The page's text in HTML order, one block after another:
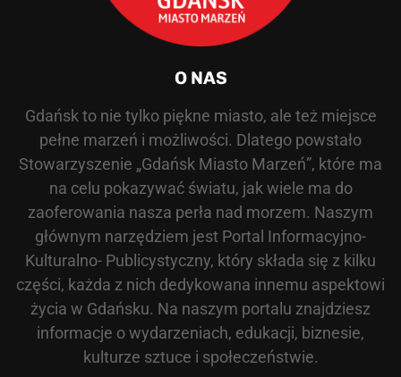
O NAS
Gdańsk to nie tylko piękne miasto, ale też miejsce
pełne marzeń i możliwości. Dlatego powstało
Stowarzyszenie „Gdańsk Miasto Marzeń”, które ma
na celu pokazywać światu, jak wiele ma do
zaoferowania nasza perła nad morzem. Naszym
głównym narzędziem jest Portal Informacyjno-
Kulturalno- Publicystyczny, który składa się z kilku
części, każda z nich dedykowana innemu aspektowi
życia w Gdańsku. Na naszym portalu znajdziesz
informacje o wydarzeniach, edukacji, biznesie,
kulturze sztuce i społeczeństwie.